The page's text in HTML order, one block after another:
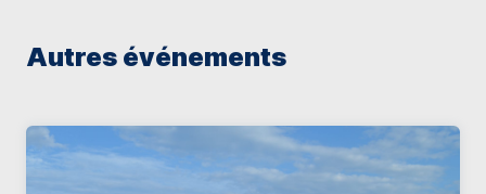
Autres événements